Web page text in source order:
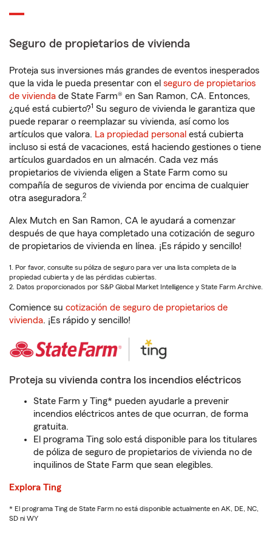
Seguro de propietarios de vivienda
Proteja sus inversiones más grandes de eventos inesperados
que la vida le pueda presentar con el seguro de propietarios
de vivienda de State Farm® en San Ramon, CA. Entonces,
¿qué está cubierto?1 Su seguro de vivienda le garantiza que
puede reparar o reemplazar su vivienda, así como los
artículos que valora. La propiedad personal está cubierta
incluso si está de vacaciones, está haciendo gestiones o tiene
artículos guardados en un almacén. Cada vez más
propietarios de vivienda eligen a State Farm como su
compañía de seguros de vivienda por encima de cualquier
otra aseguradora.2
Alex Mutch en San Ramon, CA le ayudará a comenzar
después de que haya completado una cotización de seguro
de propietarios de vivienda en línea. ¡Es rápido y sencillo!
1. Por favor, consulte su póliza de seguro para ver una lista completa de la
propiedad cubierta y de las pérdidas cubiertas.
2. Datos proporcionados por S&P Global Market Intelligence y State Farm Archive.
Comience su cotización de seguro de propietarios de
vivienda. ¡Es rápido y sencillo!
Proteja su vivienda contra los incendios eléctricos
State Farm y Ting* pueden ayudarle a prevenir
incendios eléctricos antes de que ocurran, de forma
gratuita.
El programa Ting solo está disponible para los titulares
de póliza de seguro de propietarios de vivienda no de
inquilinos de State Farm que sean elegibles.
Explora Ting
* El programa Ting de State Farm no está disponible actualmente en AK, DE, NC,
SD ni WY